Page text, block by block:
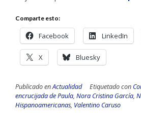
Comparte esto:
Facebook LinkedIn
X Bluesky
Publicado enActualidad Etiquetado con
encrucijada de Paula, Nora Cristina García,
Hispanoamericanas, Valentino Caruso